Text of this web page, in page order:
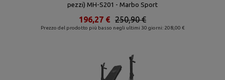
pezzi) MH-S201 - Marbo Sport
Prezzo del prodotto più basso negli ultimi 30 giorni: 208,00 €
250,90 €
196,27 €